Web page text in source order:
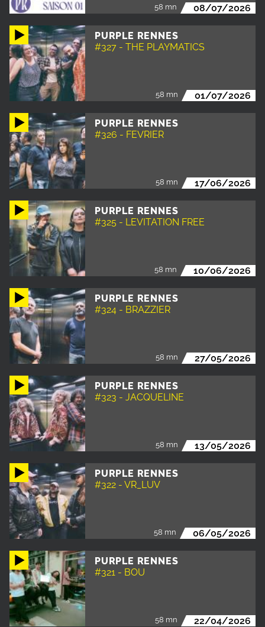
58 mn 08/07/2026
PURPLE RENNES
#327 - THE PLAYMATICS
58 mn 01/07/2026
PURPLE RENNES
#326 - FEVRIER
58 mn 17/06/2026
PURPLE RENNES
#325 - LEVITATION FREE
58 mn 10/06/2026
PURPLE RENNES
#324 - BRAZZIER
58 mn 27/05/2026
PURPLE RENNES
#323 - JACQUELINE
58 mn 13/05/2026
PURPLE RENNES
#322 - VR_LUV
58 mn 06/05/2026
PURPLE RENNES
#321 - BOU
58 mn 22/04/2026